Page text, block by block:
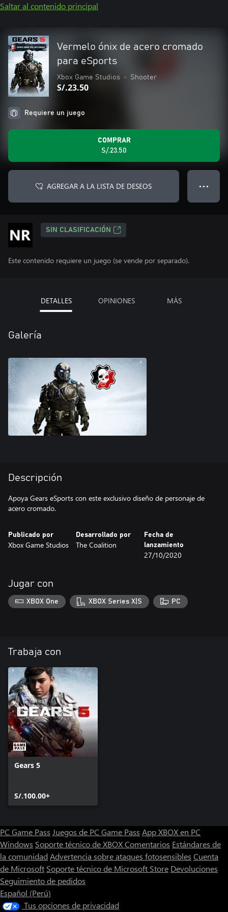
Saltar al contenido principal
Vermelo ónix de acero cromado
para eSports
Xbox Game Studios • Shooter
S/.23.50
Requiere un juego
COMPRAR
S/.23.50
AGREGAR A LA LISTA DE DESEOS ● ● ●
SIN CLASIFICACIÓN
Este contenido requiere un juego (se vende por separado).
DETALLES OPINIONES MÁS
Galería
Descripción
Apoya Gears eSports con este exclusivo diseño de personaje de
acero cromado.
Publicado por
Xbox Game Studios
Desarrollado por
The Coalition
Fecha de
lanzamiento
27/10/2020
Jugar con
XBOX One XBOX Series X|S PC
Trabaja con
Gears 5
S/.100.00+
PC Game Pass Juegos de PC Game Pass App XBOX en PC
Windows Soporte técnico de XBOXComentarios Estándares de
la comunidad Advertencia sobre ataques fotosensibles Cuenta
de Microsoft Soporte técnico de Microsoft Store Devoluciones
Seguimiento de pedidos
Español (Perú)
Tus opciones de privacidad